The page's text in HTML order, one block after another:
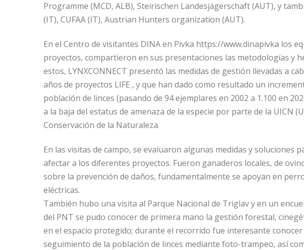
Programme (MCD, ALB), Steirischen Landesjägerschaft (AUT), y
(IT), CUFAA (IT), Austrian Hunters organization (AUT).
En el Centro de visitantes DINA en Pivka https://www.dinapivka los
proyectos, compartieron en sus presentaciones las metodologías y
estos, LYNXCONNECT presentó las medidas de gestión llevadas a
años de proyectos LIFE , y que han dado como resultado un
población de linces (pasando de 94 ejemplares en 2002 a 1.100 en
a la baja del estatus de amenaza de la especie por parte de la UICN
Conservación de la Naturaleza.
En las visitas de campo, se evaluaron algunas medidas y soluciones
afectar a los diferentes proyectos. Fueron ganaderos locales, de
sobre la prevención de daños, fundamentalmente se apoyan en
eléctricas.
También hubo una visita al Parque Nacional de Triglav y en un
del PNT se pudo conocer de primera mano la gestión forestal,
en el espacio protegido; durante el recorrido fue interesante conocer
seguimiento de la población de linces mediante foto-trampeo, así